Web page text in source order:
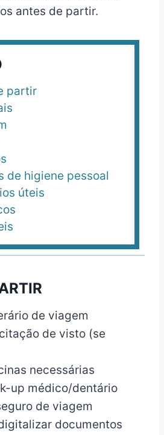
antes de partir.
partir
de higiene pessoal
úteis
de viagem
de visto (se
necessárias
up médico/dentário
de viagem
documentos